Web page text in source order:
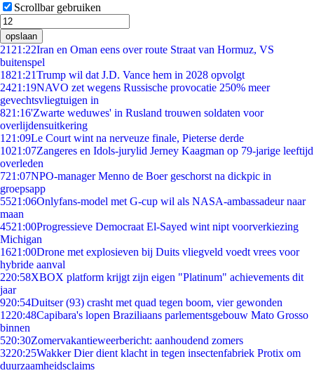
Scrollbar gebruiken
opslaan
21 21:22Iran en Oman eens over route Straat van Hormuz, VS
buitenspel
1821:21Trump wil dat J.D. Vance hem in 2028 opvolgt
2421:19NAVO zet wegens Russische provocatie 250% meer
gevechtsvliegtuigen in
821:16'Zwarte weduwes' in Rusland trouwen soldaten voor
overlijdensuitkering
1 21:09Le Court wint na nerveuze finale, Pieterse derde
1021:07Zangeres en Idols-jurylid Jerney Kaagman op 79-jarige leeftijd
overleden
721:07NPO-manager Menno de Boer geschorst na dickpic in
groepsapp
5521:06Onlyfans-model met G-cup wil als NASA-ambassadeur naar
maan
4521:00Progressieve Democraat El-Sayed wint nipt voorverkiezing
Michigan
1621:00Drone met explosieven bij Duits vliegveld voedt vrees voor
hybride aanval
220:58XBOX platform krijgt zijn eigen "Platinum" achievements dit
jaar
920:54Duitser (93) crasht met quad tegen boom, vier gewonden
1220:48Capibara's lopen Braziliaans parlementsgebouw Mato Grosso
binnen
520:30Zomervakantieweerbericht: aanhoudend zomers
3220:25Wakker Dier dient klacht in tegen insectenfabriek Protix om
duurzaamheidsclaims